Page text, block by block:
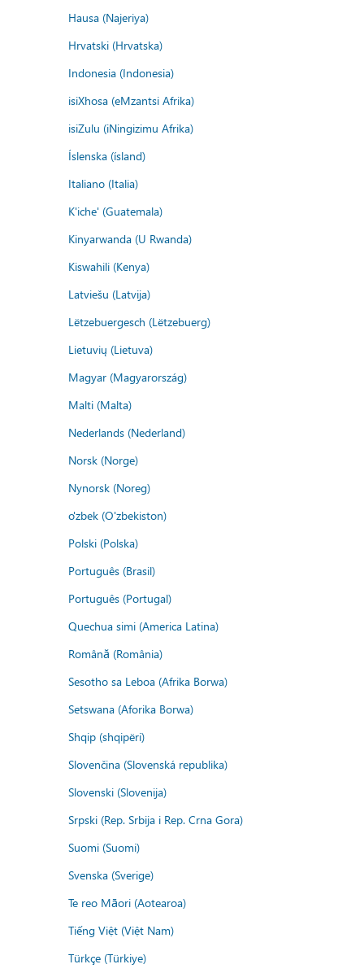
Hausa (Najeriya)
Hrvatski (Hrvatska)
Indonesia (Indonesia)
isiXhosa (eMzantsi Afrika)
isiZulu (iNingizimu Afrika)
Íslenska (ísland)
Italiano (Italia)
K'iche' (Guatemala)
Kinyarwanda (U Rwanda)
Kiswahili (Kenya)
Latviešu (Latvija)
Lëtzebuergesch (Lëtzebuerg)
Lietuvių (Lietuva)
Magyar (Magyarország)
Malti (Malta)
Nederlands (Nederland)
Norsk (Norge)
Nynorsk (Noreg)
o'zbek (O'zbekiston)
Polski (Polska)
Português (Brasil)
Português (Portugal)
Quechua simi (America Latina)
Română (România)
Sesotho sa Leboa (Afrika Borwa)
Setswana (Aforika Borwa)
Shqip (shqipëri)
Slovenčina (Slovenská republika)
Slovenski (Slovenija)
Srpski (Rep. Srbija i Rep. Crna Gora)
Suomi (Suomi)
Svenska (Sverige)
Te reo Māori (Aotearoa)
Tiếng Việt (Việt Nam)
Türkçe (Türkiye)